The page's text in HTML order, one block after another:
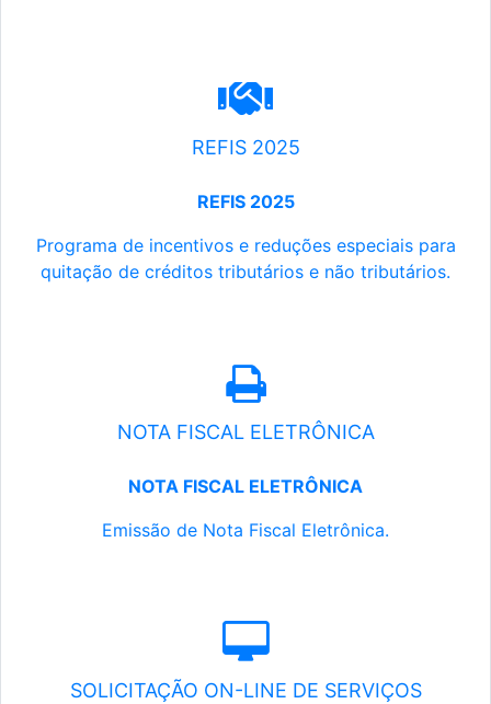
REFIS 2025
REFIS 2025
Programa de incentivos e reduções especiais para
quitação de créditos tributários e não tributários.
NOTA FISCAL ELETRÔNICA
NOTA FISCAL ELETRÔNICA
Emissão de Nota Fiscal Eletrônica.
SOLICITAÇÃO ON-LINE DE SERVIÇOS